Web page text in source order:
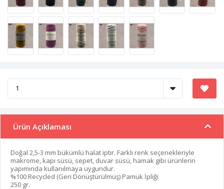
Ürün Açıklaması
Doğal 2,5-3 mm bükümlü halat iptir. Farklı renk seçenekleriyle
makrome, kapı süsü, sepet, duvar süsü, hamak gibi ürünlerin
yapımında kullanılmaya uygundur.
%100 Recycled (Geri Dönüştürülmüş) Pamuk İpliği
250 gr.